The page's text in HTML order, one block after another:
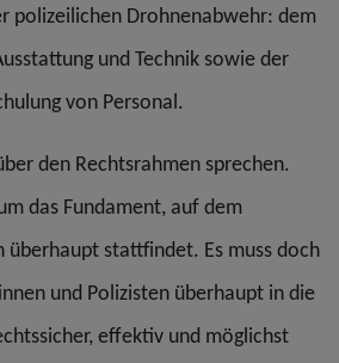
polizeilichen Drohnenabwehr: dem
und Technik sowie der
von Personal.
den Rechtsrahmen sprechen.
das Fundament, auf dem
überhaupt stattfindet. Es muss doch
und Polizisten überhaupt in die
effektiv und möglichst